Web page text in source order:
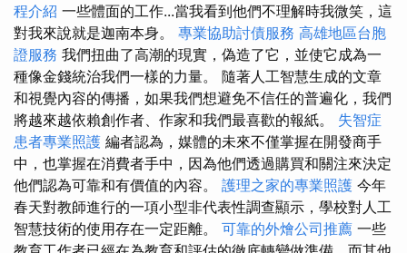
程介紹 一些體面的工作...當我看到他們不理解時我微笑，這
對我來說就是迦南本身。 專業協助討債服務 高雄地區台胞
證服務 我們扭曲了高潮的現實，偽造了它，並使它成為一
種像金錢統治我們一樣的力量。 隨著人工智慧生成的文章
和視覺內容的傳播，如果我們想避免不信任的普遍化，我們
將越來越依賴創作者、作家和我們最喜歡的報紙。 失智症
患者專業照護 編者認為，媒體的未來不僅掌握在開發商手
中，也掌握在消費者手中，因為他們透過購買和關注來決定
他們認為可靠和有價值的內容。 護理之家的專業照護 今年
春天對教師進行的一項小型非代表性調查顯示，學校對人工
智慧技術的使用存在一定距離。 可靠的外燴公司推薦 一些